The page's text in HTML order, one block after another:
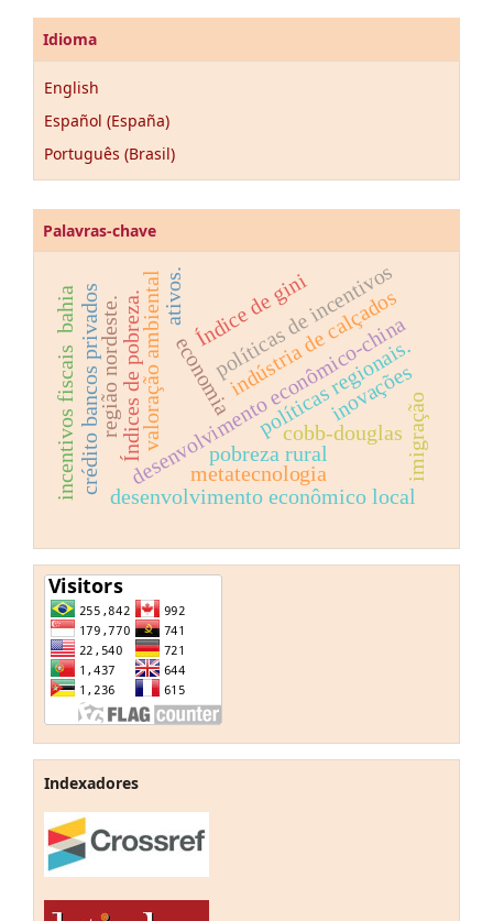
Idioma
English
Español (España)
Português (Brasil)
Palavras-chave
economia
desenvolvimento econômico-china
pobreza rural
Índices de pobreza.
desenvolvimento econômico local
indústria de calçados
políticas de incentivos
políticas regionais.
Índice de gini
valoração ambiental
crédito bancos privados ativos.
cobb-douglas
incentivos fiscais  bahiaregião nordeste. inovaçõesimigração
metatecnologia
Indexadores